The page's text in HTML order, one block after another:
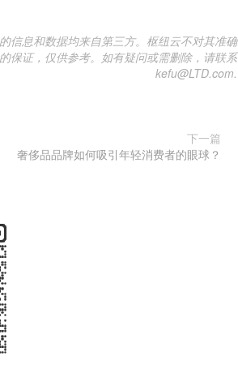
信息和数据均来自第三方。枢纽云不对其准确
保证，仅供参考。如有疑问或需删除，请联系
kefu@LTD.com.
下一篇
奢侈品品牌如何吸引年轻消费者的眼球？